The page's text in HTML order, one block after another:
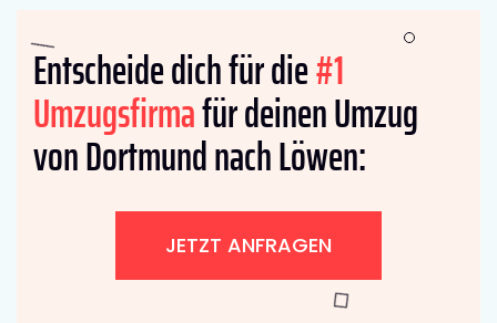
Entscheide dich für die#1
Umzugsfirmafür deinen Umzug
von Dortmund nach Löwen:
JETZT ANFRAGEN